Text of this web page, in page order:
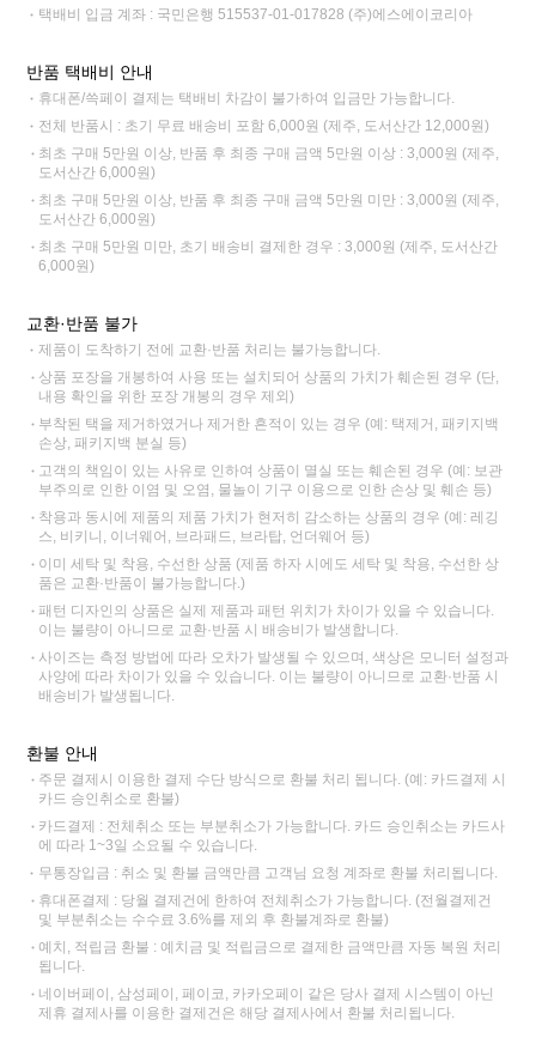
택배비 입금 계좌 : 국민은행 515537-01-017828 (주)에스에이코리아
반품 택배비 안내
휴대폰/쓱페이 결제는 택배비 차감이 불가하여 입금만 가능합니다.
전체 반품시 : 초기 무료 배송비 포함 6,000원 (제주, 도서산간 12,000원)
최초 구매 5만원 이상, 반품 후 최종 구매 금액 5만원 이상 : 3,000원 (제주,
도서산간 6,000원)
최초 구매 5만원 이상, 반품 후 최종 구매 금액 5만원 미만 : 3,000원 (제주,
도서산간 6,000원)
최초 구매 5만원 미만, 초기 배송비 결제한 경우 : 3,000원 (제주, 도서산간
6,000원)
교환·반품 불가
제품이 도착하기 전에 교환·반품 처리는 불가능합니다.
상품 포장을 개봉하여 사용 또는 설치되어 상품의 가치가 훼손된 경우 (단,
내용 확인을 위한 포장 개봉의 경우 제외)
부착된 택을 제거하였거나 제거한 흔적이 있는 경우 (예: 택제거, 패키지백
손상, 패키지백 분실 등)
고객의 책임이 있는 사유로 인하여 상품이 멸실 또는 훼손된 경우 (예: 보관
부주의로 인한 이염 및 오염, 물놀이 기구 이용으로 인한 손상 및 훼손 등)
착용과 동시에 제품의 제품 가치가 현저히 감소하는 상품의 경우 (예: 레깅
스, 비키니, 이너웨어, 브라패드, 브라탑, 언더웨어 등)
이미 세탁 및 착용, 수선한 상품 (제품 하자 시에도 세탁 및 착용, 수선한 상
품은 교환·반품이 불가능합니다.)
패턴 디자인의 상품은 실제 제품과 패턴 위치가 차이가 있을 수 있습니다.
이는 불량이 아니므로 교환·반품 시 배송비가 발생합니다.
사이즈는 측정 방법에 따라 오차가 발생될 수 있으며, 색상은 모니터 설정과
사양에 따라 차이가 있을 수 있습니다. 이는 불량이 아니므로 교환·반품 시
배송비가 발생됩니다.
환불 안내
주문 결제시 이용한 결제 수단 방식으로 환불 처리 됩니다. (예: 카드결제 시
카드 승인취소로 환불)
카드결제 : 전체취소 또는 부분취소가 가능합니다. 카드 승인취소는 카드사
에 따라 1~3일 소요될 수 있습니다.
무통장입금 : 취소 및 환불 금액만큼 고객님 요청 계좌로 환불 처리됩니다.
휴대폰결제 : 당월 결제건에 한하여 전체취소가 가능합니다. (전월결제건
및 부분취소는 수수료 3.6%를 제외 후 환불계좌로 환불)
예치, 적립금 환불 : 예치금 및 적립금으로 결제한 금액만큼 자동 복원 처리
됩니다.
네이버페이, 삼성페이, 페이코, 카카오페이 같은 당사 결제 시스템이 아닌
제휴 결제사를 이용한 결제건은 해당 결제사에서 환불 처리됩니다.